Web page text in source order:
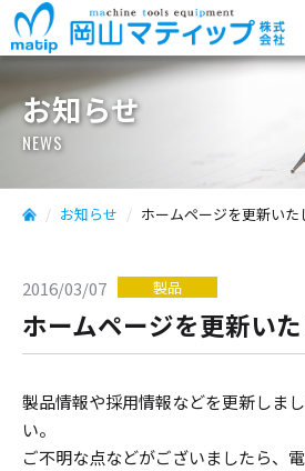
お知らせ
NEWS
お知らせ ホームページを更新いた
2016/03/07 製品
ホームページを更新い
製品情報や採用情報などを更新しま
い。
ご不明な点などがございましたら、